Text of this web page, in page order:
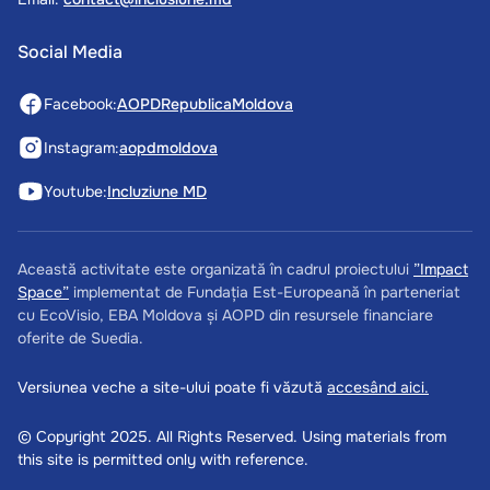
Social Media
Facebook:AOPDRepublicaMoldova
Instagram:aopdmoldova
Youtube:Incluziune MD
Această activitate este organizată în cadrul proiectului ”Impact
Space” implementat de Fundația Est-Europeană în parteneriat
cu EcoVisio, EBA Moldova și AOPD din resursele financiare
oferite de Suedia.
Versiunea veche a site-ului poate fi văzută accesând aici.
© Copyright 2025. All Rights Reserved. Using materials from
this site is permitted only with reference.